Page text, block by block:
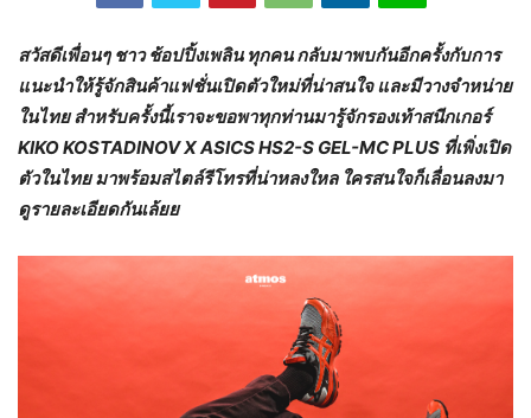
สวัสดีเพื่อนๆ ชาว ช้อปปิ้งเพลิน ทุกคน กลับมาพบกันอีกครั้งกับการ
แนะนำให้รู้จักสินค้าแฟชั่นเปิดตัวใหม่ที่น่าสนใจ และมีวางจำหน่าย
ในไทย สำหรับครั้งนี้เราจะขอพาทุกท่านมารู้จักรองเท้าสนีกเกอร์
KIKO KOSTADINOV X ASICS HS2-S GEL-MC PLUS ที่เพิ่งเปิด
ตัวในไทย มาพร้อมสไตล์รีโทรที่น่าหลงใหล ใครสนใจก็เลื่อนลงมา
ดูรายละเอียดกันเล้ยย